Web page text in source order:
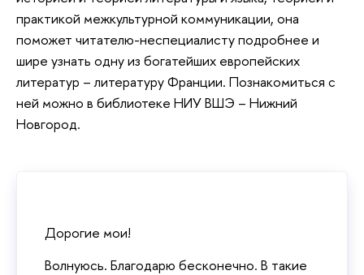
практикой межкультурной коммуникации, она
поможет читателю-неспециалисту подробнее и
шире узнать одну из богатейших европейских
литератур – литературу Франции. Познакомиться с
ней можно в библиотеке НИУ ВШЭ – Нижний
Новгород.
Дорогие мои!
Волнуюсь. Благодарю бесконечно. В такие